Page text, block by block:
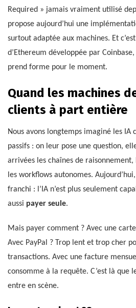
Required » jamais vraiment utilisé
propose aujourd’hui une
surtout adaptée aux machines. Et
d’Ethereum développée par
prend forme pour le moment.
Quand les machines
clients à part entière
Nous avons longtemps imaginé les IA
passifs : on leur pose une question,
arrivées les chaînes de
les workflows autonomes.
franchi : l’IA n’est plus seulement
aussi payer seule.
Mais payer comment ? Avec une
Avec PayPal ? Trop lent et trop cher
transactions. Avec une facture
consomme à la requête. C’est là que
entre en scène.